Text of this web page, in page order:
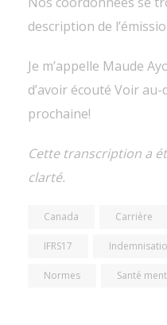
description de
Je m’appelle Maude
d’avoir écouté Voir
prochaine!
Cette transcription a
clarté.
Canada Carrière
IFRS17
Normes Santé